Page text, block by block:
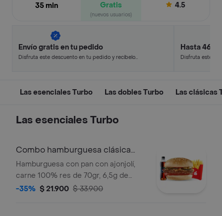
35 min
Gratis
(nuevos usuarios)
4.5
Envío gratis en tu pedido
Disfruta este descuento en tu pedido y recíbelo
Hasta 46%
Disfruta este
Las esenciales Turbo Las dobles Turbo Las clásicas
Las esenciales Turbo
Combo hamburguesa clásica
Turbo
Hamburguesa con pan con ajonjolí,
carne 100% res de 70gr, 6,5g de
queso cheddar, salsa de tomate y
-35% $ 21.900 $ 33.900